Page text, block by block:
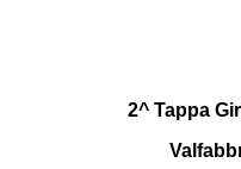
2^ Tappa